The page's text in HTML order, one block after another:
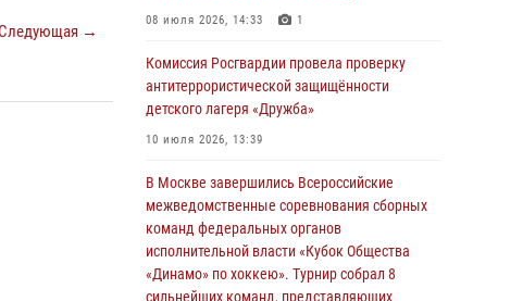
Следующая →
время празднования Дня ВДВ
За минувшие сутки Псковские росгвардейцы
выезжали два раза на улицу Труда
31 июля 2026, 13:53
В Санкт-Петербурге прошел окружной этап
ежегодного Всероссийского конкурса
профессионального мастерства среди
сотрудников вневедомственной охраны
Росгвардии, Псковские Росгвардейцы
одержали победу
08 июля 2026, 14:33 1
Комиссия Росгвардии провела проверку
антитеррористической защищённости
детского лагеря «Дружба»
10 июля 2026, 13:39
В Москве завершились Всероссийские
межведомственные соревнования сборных
команд федеральных органов
исполнительной власти «Кубок Общества
«Динамо» по хоккею». Турнир собрал 8
сильнейших команд, представляющих